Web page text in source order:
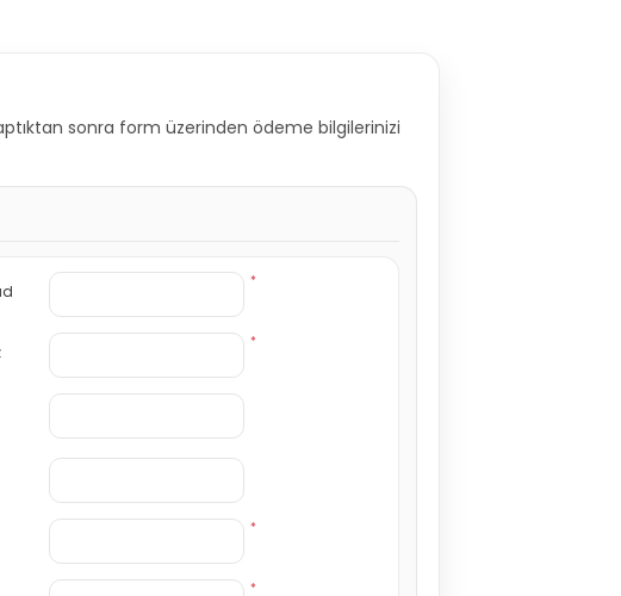
sonra form üzerinden ödeme bilgilerinizi
*
*
*
*